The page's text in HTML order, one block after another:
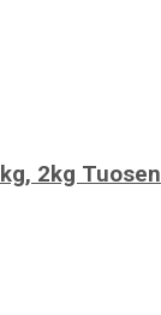
2kg Tuosen